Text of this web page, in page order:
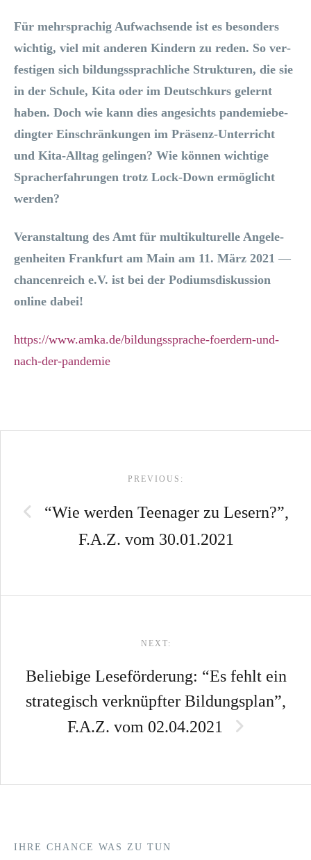
Für mehr­spra­chig Auf­wach­sen­de ist es beson­ders
wich­tig, viel mit ande­ren Kin­dern zu reden. So ver­
fes­ti­gen sich bil­dungs­sprach­li­che Struk­tu­ren, die sie
in der Schu­le, Kita oder im Deutsch­kurs gelernt
haben. Doch wie kann dies ange­sichts pan­de­mie­be­
ding­ter Ein­schrän­kun­gen im Prä­senz-Unter­richt
und Kita-All­tag gelin­gen? Wie kön­nen wich­ti­ge
Sprach­er­fah­run­gen trotz Lock-Down ermög­licht
werden?
Ver­an­stal­tung des Amt für mul­ti­kul­tu­rel­le Ange­le­
gen­hei­ten Frank­furt am Main am 11. März 2021 —
chan­cen­reich e.V. ist bei der Podi­ums­dis­kus­si­on
online dabei!
https://www.amka.de/bildungssprache-foerdern-und-
nach-der-pandemie
PREVIOUS:
“Wie werden Teenager zu Lesern?”,
F.A.Z. vom 30.01.2021
NEXT:
Beliebige Leseförderung: “Es fehlt ein
strategisch verknüpfter Bildungsplan”,
F.A.Z. vom 02.04.2021
IHRE CHANCE WAS ZU TUN